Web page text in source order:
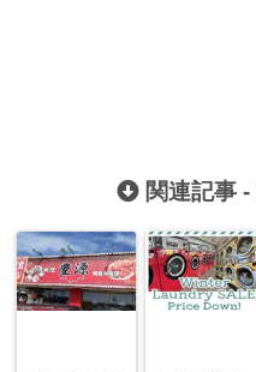
関連記事 -